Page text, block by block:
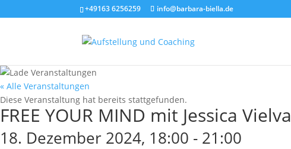
+49163 6256259 info@barbara-biella.de
« Alle Veranstaltungen
Diese Veranstaltung hat bereits stattgefunden.
FREE YOUR MIND mit Jessica Vielva
18. Dezember 2024, 18:00 - 21:00